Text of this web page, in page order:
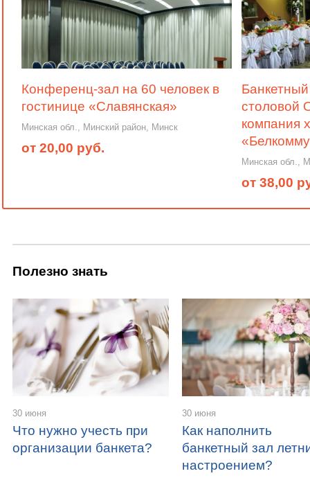
Конференц-зал на 60 человек в
гостинице «Славянская»
Минская обл., Минский район, Минск
от 20,00 руб.
столовой
компания
Минская обл.,
от 38,00
Полезно знать
30 июня
Что нужно учесть при
организации банкета?
30 июня
Как наполнить
банкетный зал
настроением?